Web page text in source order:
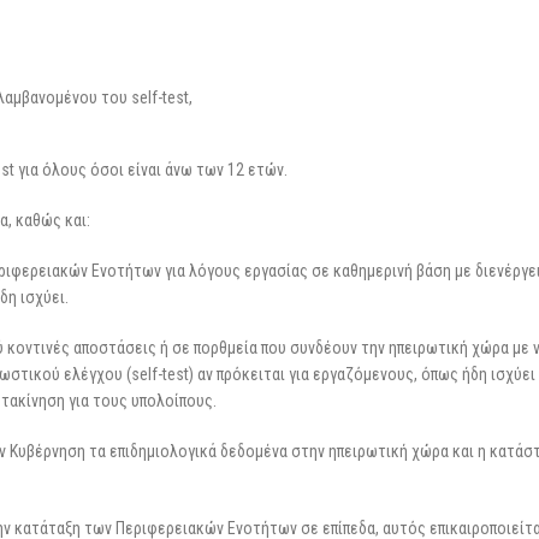
του self-test,
για όλους όσοι είναι άνω των 12 ετών.
καθώς και:
Ενοτήτων για λόγους εργασίας σε καθημερινή βάση με
ισχύει.
αποστάσεις ή σε πορθμεία που συνδέουν την ηπειρωτική χώρα με
ελέγχου (self-test) αν πρόκειται για εργαζόμενους, όπως ήδη ισχύει
για τους υπολοίπους.
Κυβέρνηση τα επιδημιολογικά δεδομένα στην ηπειρωτική χώρα και η
κατάταξη των Περιφερειακών Ενοτήτων σε επίπεδα, αυτός